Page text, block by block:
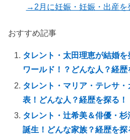
→2月に妊娠・妊娠・出産
おすすめ記事
タレント・太田理恵が結婚
ワールド！？どんな人？経歴
タレント・マリア・テレサ
表！どんな人？経歴を探る！
タレント・辻希美＆俳優・
誕生！どんな家族？経歴を探